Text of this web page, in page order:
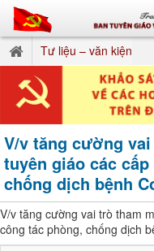
Tư liệu – văn kiện
V/v tăng cường
tuyên giáo các
chống dịch bệnh
V/v tăng cường vai trò tham
công tác phòng, chống dịch